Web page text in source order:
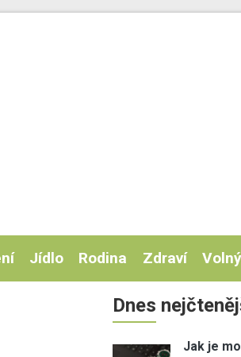
Jídlo Rodina Zdraví
Dnes
Jak je